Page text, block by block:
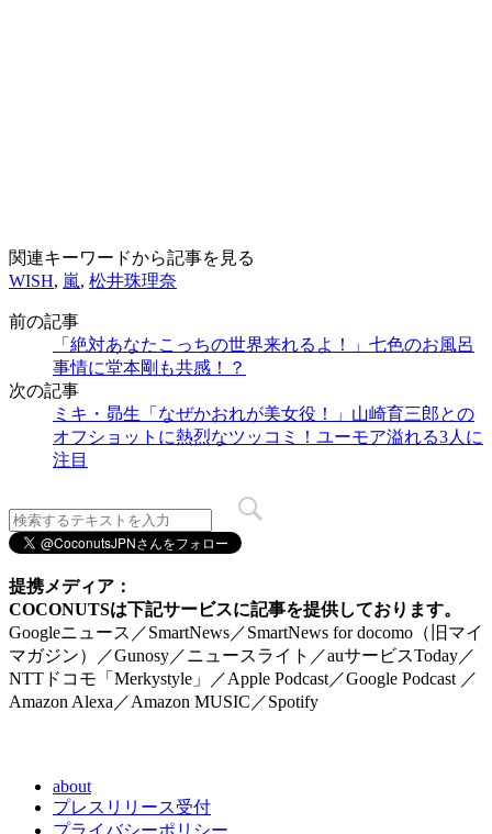
関連キーワードから記事を見る
WISH, 嵐, 松井珠理奈
前の記事
「絶対あなたこっちの世界来れるよ！」七色のお風呂
事情に堂本剛も共感！？
次の記事
ミキ・昴生「なぜかおれが美女役！」山崎育三郎との
オフショットに熱烈なツッコミ！ユーモア溢れる3人に
注目
提携メディア：
COCONUTSは下記サービスに記事を提供しております。
Googleニュース／SmartNews／SmartNews for docomo（旧マイ
マガジン）／Gunosy／ニュースライト／auサービスToday／
NTTドコモ「Merkystyle」／Apple Podcast／Google Podcast ／
Amazon Alexa／Amazon MUSIC／Spotify
about
プレスリリース受付
プライバシーポリシー